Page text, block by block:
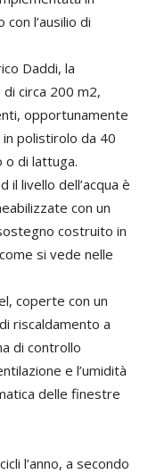
l’ausilio di
Daddi, la
circa 200 m2,
opportunamente
polistirolo da 40
o di lattuga.
il livello dell’acqua è
con un
costruito in
si vede nelle
coperte con un
riscaldamento a
di controllo
e l’umidità
delle finestre
l’anno, a secondo